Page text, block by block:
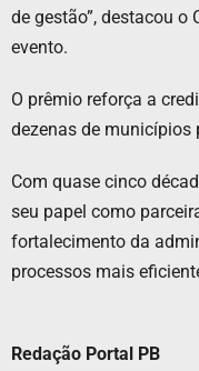
de gestão”, destacou o
evento.
O prêmio reforça a
dezenas de municípios
Com quase cinco
seu papel como
fortalecimento da
processos mais
Redação Portal PB